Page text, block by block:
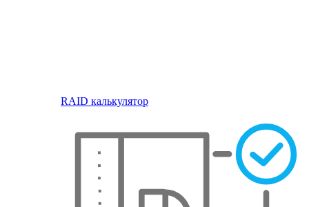
RAID калькулятор